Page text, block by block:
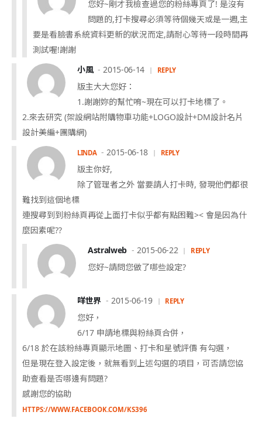
您好~剛才我檢查過您的粉絲專頁了! 是沒有
問題的,打卡搜尋必須等待個幾天或是一週,主
要是看臉書系統資料更新的狀況而定,請耐心等待一段時間再
測試喔!謝謝
小風
2015-06-14 REPLY
版主大大您好：
1.謝謝妳的幫忙唷~現在可以打卡地標了。
2.來去研究 (架設網站附購物車功能+LOGO設計+DM設計名片
設計美編+團購網)
LINDA 2015-06-18 REPLY
版主你好,
除了管理者之外 當要請人打卡時, 發現他們都很
難找到這個地標
連搜尋到到粉絲頁再從上面打卡似乎都有點困難>< 會是因為什
麼因素呢??
Astralweb
2015-06-22 REPLY
您好~請問您做了哪些設定?
咩世界 2015-06-19 REPLY
您好，
6/17 申請地標與粉絲頁合併，
6/18 於在該粉絲專頁顯示地圖、打卡和星號評價 有勾選，
但是現在登入設定後，就無看到上述勾選的項目，可否請您協
助查看是否哪邊有問題?
感謝您的協助
HTTPS://WWW.FACEBOOK.COM/KS396